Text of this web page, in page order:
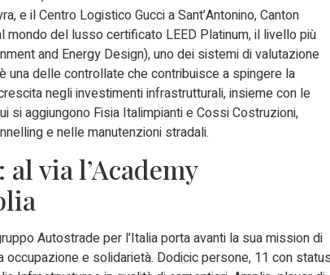
e il Centro Logistico Gucci a Sant’Antonino, Canton
del lusso certificato LEED Platinum, il livello più
and Energy Design), uno dei sistemi di valutazione
una delle controllate che contribuisce a spingere la
negli investimenti infrastrutturali, insieme con le
si aggiungono Fisia Italimpianti e Cossi Costruzioni,
e nelle manutenzioni stradali.
via l’Academy
Autostrade per l’Italia porta avanti la sua mission di
occupazione e solidarietà. Dodicic persone, 11 con status